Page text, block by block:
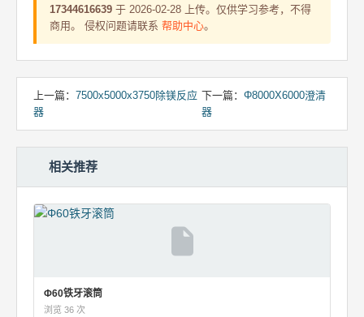
17344616639 于 2026-02-28 上传。仅供学习参考，不得
商用。 侵权问题请联系 帮助中心。
上一篇： 7500x5000x3750除镁反应
器
下一篇： Φ8000X6000澄清
器
相关推荐
Φ60铁牙滚筒
浏览 36 次